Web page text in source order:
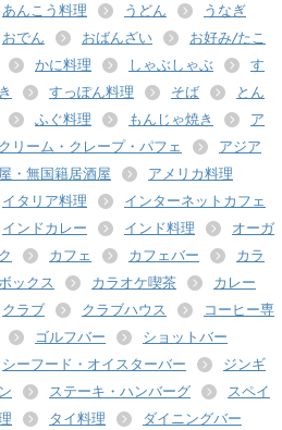
あんこう料理 うどん
うなぎ
おでん
おばんざい
お好み/たこ
かに料理 しゃぶしゃぶ
す
すっぽん料理 そば
とん
ふぐ料理 もんじゃ焼き
ア
リーム・クレープ・パフェ
アジア
・無国籍居酒屋
アメリカ料理
イタリア料理
インターネットカフェ
インドカレー
インド料理
オーガ
カフェ カフェバー
カラ
ックス
カラオケ喫茶
カレー
クラブ
クラブハウス
コーヒー専
ゴルフバー
ショットバー
シーフード・オイスターバー
ジンギ
ステーキ・ハンバーグ
スペイ
タイ料理
ダイニングバー